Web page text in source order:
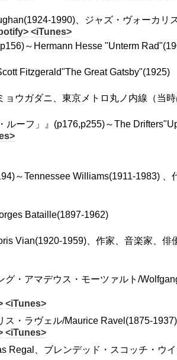
1990)、ジャズ・ヴォーカリ
<iTunes>
～Hermann Hesse "Unterm
Fitzgerald"The Great Gatsby"(1925)
ョウガダニ、東京メトロ丸ノ内線（当
ルーフ」』(p176,p255)～The
～Tennessee Williams(1911-1983)
Bataille(1897-1962)
Vian(1920-1959)、作家、音楽家、
グ・アマデウス・モーツァルト/
<iTunes>
ス・ラヴェル/Maurice Ravel(1875-
<iTunes>
Regal、ブレンデッド・スコッチ・ウ